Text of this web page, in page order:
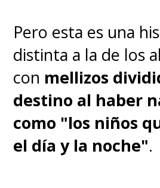
Pero esta es una
distinta a la de los
con mellizos
destino al haber
como "los niños
el día y la noche".